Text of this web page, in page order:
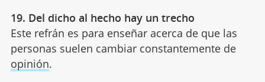
19. Del dicho al hecho hay un trecho
Este refrán es para enseñar acerca de que las
personas suelen cambiar constantemente de
opinión.